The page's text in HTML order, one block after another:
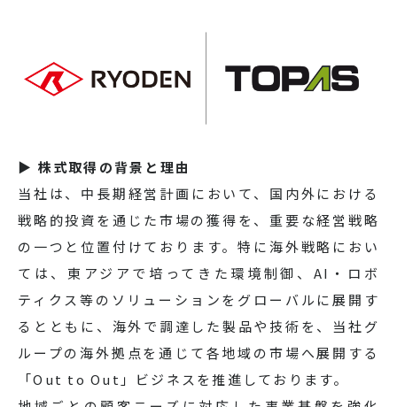
▶ 株式取得の背景と理由
当社は、中長期経営計画において、国内外における
戦略的投資を通じた市場の獲得を、重要な経営戦略
の一つと位置付けております。特に海外戦略におい
ては、東アジアで培ってきた環境制御、AI・ロボ
ティクス等のソリューションをグローバルに展開す
るとともに、海外で調達した製品や技術を、当社グ
ループの海外拠点を通じて各地域の市場へ展開する
「Out to Out」ビジネスを推進しております。